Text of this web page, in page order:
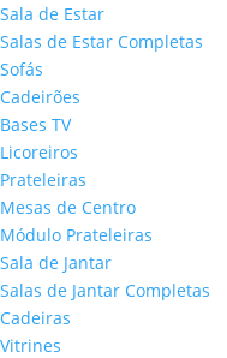
Sala de Estar
Salas de Estar Completas
Sofás
Cadeirões
Bases TV
Licoreiros
Prateleiras
Mesas de Centro
Módulo Prateleiras
Sala de Jantar
Salas de Jantar Completas
Cadeiras
Vitrines